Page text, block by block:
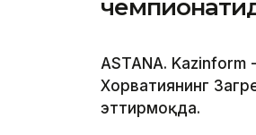
ASTANA.
Хорватиянинг
эттирмоқда.